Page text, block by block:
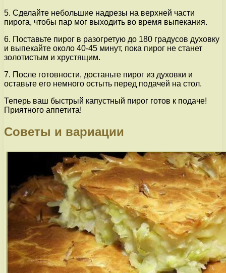
5. Сделайте небольшие надрезы на верхней части
пирога, чтобы пар мог выходить во время выпекания.
6. Поставьте пирог в разогретую до 180 градусов духовку
и выпекайте около 40-45 минут, пока пирог не станет
золотистым и хрустящим.
7. После готовности, достаньте пирог из духовки и
оставьте его немного остыть перед подачей на стол.
Теперь ваш быстрый капустный пирог готов к подаче!
Приятного аппетита!
Советы и вариации